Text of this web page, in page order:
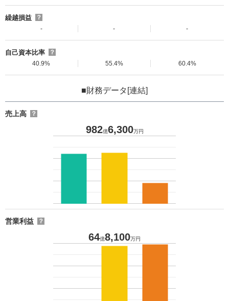
繰越損益
？
-
- -
自己資本比率
？
40.9%
55.4% 60.4%
■財務データ[連結]
売上高 ？
982億6,300万円
営業利益 ？
64億8,100万円